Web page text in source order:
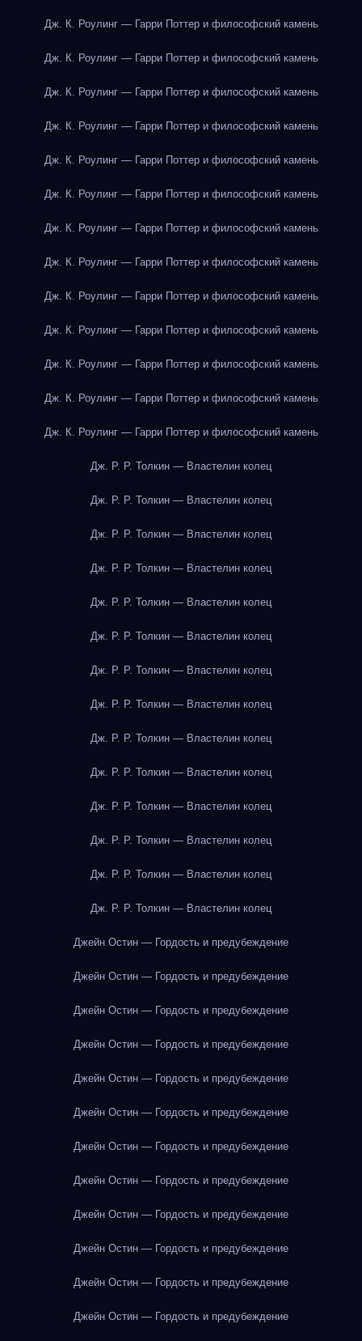
Дж. К. Роулинг — Гарри Поттер и философский камень
Дж. К. Роулинг — Гарри Поттер и философский камень
Дж. К. Роулинг — Гарри Поттер и философский камень
Дж. К. Роулинг — Гарри Поттер и философский камень
Дж. К. Роулинг — Гарри Поттер и философский камень
Дж. К. Роулинг — Гарри Поттер и философский камень
Дж. К. Роулинг — Гарри Поттер и философский камень
Дж. К. Роулинг — Гарри Поттер и философский камень
Дж. К. Роулинг — Гарри Поттер и философский камень
Дж. К. Роулинг — Гарри Поттер и философский камень
Дж. К. Роулинг — Гарри Поттер и философский камень
Дж. К. Роулинг — Гарри Поттер и философский камень
Дж. К. Роулинг — Гарри Поттер и философский камень
Дж. Р. Р. Толкин — Властелин колец
Дж. Р. Р. Толкин — Властелин колец
Дж. Р. Р. Толкин — Властелин колец
Дж. Р. Р. Толкин — Властелин колец
Дж. Р. Р. Толкин — Властелин колец
Дж. Р. Р. Толкин — Властелин колец
Дж. Р. Р. Толкин — Властелин колец
Дж. Р. Р. Толкин — Властелин колец
Дж. Р. Р. Толкин — Властелин колец
Дж. Р. Р. Толкин — Властелин колец
Дж. Р. Р. Толкин — Властелин колец
Дж. Р. Р. Толкин — Властелин колец
Дж. Р. Р. Толкин — Властелин колец
Дж. Р. Р. Толкин — Властелин колец
Джейн Остин — Гордость и предубеждение
Джейн Остин — Гордость и предубеждение
Джейн Остин — Гордость и предубеждение
Джейн Остин — Гордость и предубеждение
Джейн Остин — Гордость и предубеждение
Джейн Остин — Гордость и предубеждение
Джейн Остин — Гордость и предубеждение
Джейн Остин — Гордость и предубеждение
Джейн Остин — Гордость и предубеждение
Джейн Остин — Гордость и предубеждение
Джейн Остин — Гордость и предубеждение
Джейн Остин — Гордость и предубеждение